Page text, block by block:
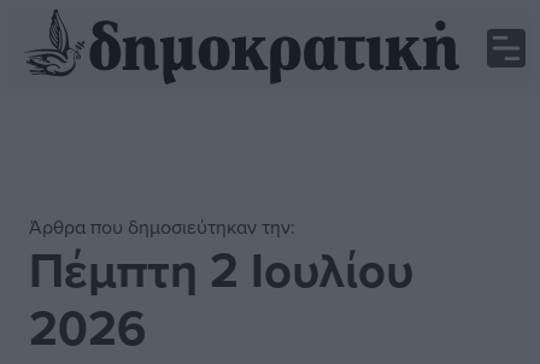
Άρθρα που δημοσιεύτηκαν την:
Πέμπτη 2 Ιουλίου
2026